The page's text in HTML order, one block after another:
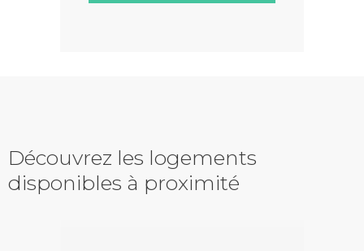
Découvrez les logements
disponibles à proximité